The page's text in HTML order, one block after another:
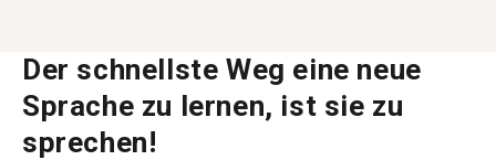
Der schnellste Weg eine neue
Sprache zu lernen, ist sie zu
sprechen!